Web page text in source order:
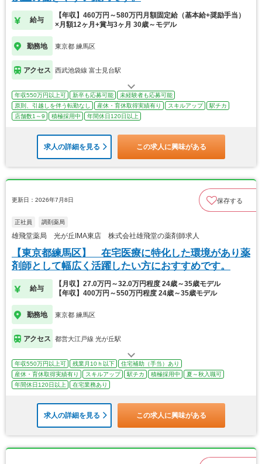
給与
【年収】460万円～580万円月額固定給（基本給+奨励手当）
×月額12ヶ月+賞与3ヶ月 30歳～モデル
勤務地 東京都 練馬区
アクセス 西武池袋線 富士見台駅
年収550万円以上可 新卒も応募可能
未経験者も応募可能
原則、引越しを伴う転勤なし
産休・育休取得実績有り スキルアップ
駅チカ
店舗数1～9
積極採用中 年間休日120日以上
求人の詳細を見る この求人に興味がある
更新日：2026年7月8日 保存する
正社員 調剤薬局
雄飛堂薬局 光が丘IMA東店 株式会社雄飛堂の薬剤師求人
【東京都練馬区】 在宅医療に特化した環境があり薬
剤師として幅広く活躍したい方におすすめです。
給与
【月収】27.0万円～32.0万円程度 24歳～35歳モデル
【年収】400万円～550万円程度 24歳～35歳モデル
勤務地 東京都 練馬区
アクセス 都営大江戸線 光が丘駅
年収550万円以上可 残業月10ｈ以下
住宅補助（手当）あり
産休・育休取得実績有り
スキルアップ 駅チカ 積極採用中
夏～秋入職可
年間休日120日以上
在宅業務あり
求人の詳細を見る この求人に興味がある